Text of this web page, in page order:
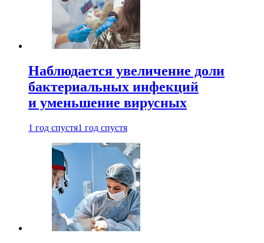
Наблюдается увеличение доли
бактериальных инфекций
и уменьшение вирусных
1 год спустя1 год спустя